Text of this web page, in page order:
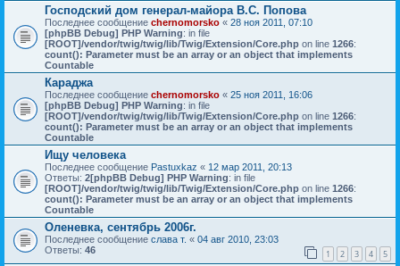
Господский дом генерал-майора B.C. Попова
Последнее сообщение chernomorsko « 28 ноя 2011, 07:10
[phpBB Debug] PHP Warning: in file
[ROOT]/vendor/twig/twig/lib/Twig/Extension/Core.php on line 1266:
count(): Parameter must be an array or an object that implements
Countable
Караджа
Последнее сообщение chernomorsko « 25 ноя 2011, 16:06
[phpBB Debug] PHP Warning: in file
[ROOT]/vendor/twig/twig/lib/Twig/Extension/Core.php on line 1266:
count(): Parameter must be an array or an object that implements
Countable
Ищу человека
Последнее сообщение Pastuxkaz « 12 мар 2011, 20:13
Ответы: 2[phpBB Debug] PHP Warning: in file
[ROOT]/vendor/twig/twig/lib/Twig/Extension/Core.php on line 1266:
count(): Parameter must be an array or an object that implements
Countable
Оленевка, сентябрь 2006г.
Последнее сообщение слава т. « 04 авг 2010, 23:03
Ответы: 46 1 2 3 4 5